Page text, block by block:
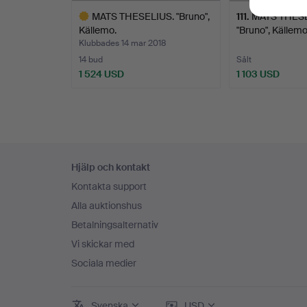
MATS THESELIUS. "Bruno",
Källemo.
Klubbades 14 mar 2018
14 bud
1 524 USD
111. MATS
"Bruno",
Sålt
1 103 USD
Hjälp och kontakt
Kontakta support
Alla auktionshus
Betalningsalternativ
Vi skickar med
Sociala medier